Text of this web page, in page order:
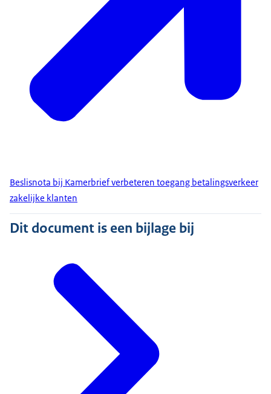
Beslisnota bij Kamerbrief verbeteren toegang betalingsverkeer
zakelijke klanten
Dit document is een bijlage bij